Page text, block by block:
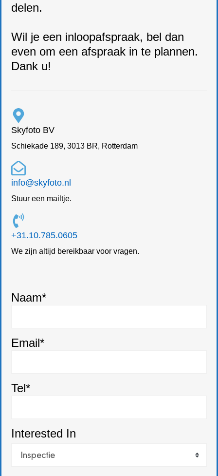
delen.
Wil je een inloopafspraak, bel dan
even om een afspraak in te plannen.
Dank u!
Skyfoto BV
Schiekade 189, 3013 BR, Rotterdam
info@skyfoto.nl
Stuur een mailtje.
+31.10.785.0605
We zijn altijd bereikbaar voor vragen.
Naam*
Email*
Tel*
Interested In